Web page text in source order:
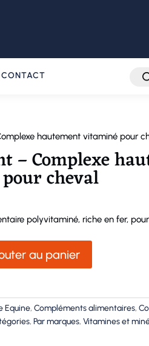
CONTACT
hautement vitaminé pour
– Complexe
cheval
polyvitaminé, riche en fer,
au panier
Equine, Compléments alimentaires,
, Par marques, Vitamines et